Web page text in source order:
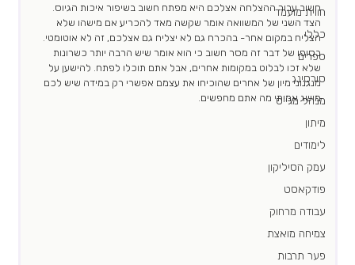
חווית מועמד
כללי
ספרים
סורסינג
מנהל מגייס
מיתון
לימודים
עמק הסיליקון
פודקאסט
עבודה מרחוק
צמיחה מואצת
פער תרבות
חשוב עבור ההצלחה אצלכם היא מפתח חשוב בשיפור איכות הגיוס.
הצד השני של המשוואה אומר שקשה מאד להכריע אם מישהו שלא
הצליח במקום אחר- בהכרח גם לא יצליח גם אצלכם, זה לא אוטומטי.
בסופו של דבר זה מסר חשוב כי הוא אומר שיש הרבה יותר כשרונות
שלא זכו לבלוט במקומות אחרים, אבל אתם תוכלו לפתח. להישען על
מנגנוני מיון של אחרים שהוכיחו את עצמם אפשרי רק במידה שיש לכם
מושג אמיתי מה אתם מחפשים.